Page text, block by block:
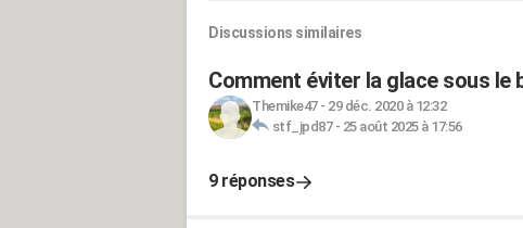
Discussions similaires
Comment éviter la glace sous le
Themike47- 29 déc. 2020 à 12:32
stf_jpd87- 25 août 2025 à 17:56
9 réponses